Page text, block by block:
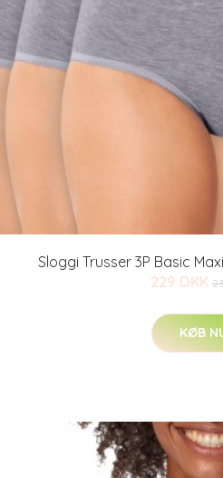
Sloggi Trusser 3P Basic
229 DKK
KØB